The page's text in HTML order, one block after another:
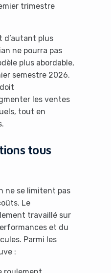
trimestre
d’autant plus
ne pourra pas
plus abordable,
semestre 2026.
les ventes
tout en
tous
ne se limitent pas
Le
travaillé sur
et du
Parmi les
: